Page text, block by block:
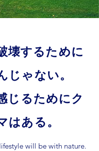
壊するために
じゃない。
じるためにク
はある。
will be with nature.